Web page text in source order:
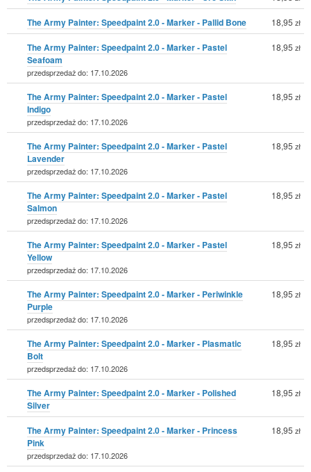
The Army Painter: Speedpaint 2.0 - Marker - Pallid Bone 18,95 zł
The Army Painter: Speedpaint 2.0 - Marker - Pastel
Seafoam
przedsprzedaż do: 17.10.2026
18,95 zł
The Army Painter: Speedpaint 2.0 - Marker - Pastel
Indigo
przedsprzedaż do: 17.10.2026
18,95 zł
The Army Painter: Speedpaint 2.0 - Marker - Pastel
Lavender
przedsprzedaż do: 17.10.2026
18,95 zł
The Army Painter: Speedpaint 2.0 - Marker - Pastel
Salmon
przedsprzedaż do: 17.10.2026
18,95 zł
The Army Painter: Speedpaint 2.0 - Marker - Pastel
Yellow
przedsprzedaż do: 17.10.2026
18,95 zł
The Army Painter: Speedpaint 2.0 - Marker - Periwinkle
Purple
przedsprzedaż do: 17.10.2026
18,95 zł
The Army Painter: Speedpaint 2.0 - Marker - Plasmatic
Bolt
przedsprzedaż do: 17.10.2026
18,95 zł
The Army Painter: Speedpaint 2.0 - Marker - Polished
Silver
18,95 zł
The Army Painter: Speedpaint 2.0 - Marker - Princess
Pink
przedsprzedaż do: 17.10.2026
18,95 zł